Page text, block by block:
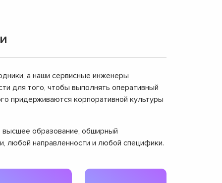
а наши сервисные инженеры
для того, чтобы выполнять оперативный
придерживаются корпоративной культуры
образование, обширный
любой направленности и любой специфики.